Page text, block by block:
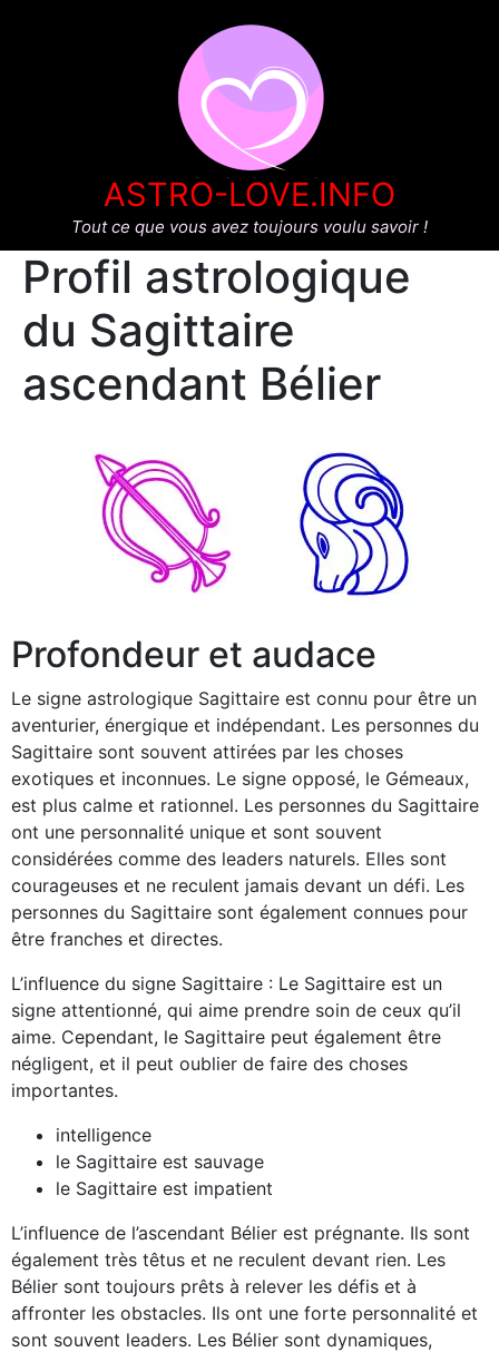
ASTRO-LOVE.INFO
Tout ce que vous avez toujours voulu savoir !
Profil astrologique
du Sagittaire
ascendant Bélier
Profondeur et audace
Le signe astrologique Sagittaire est connu pour être un
aventurier, énergique et indépendant. Les personnes du
Sagittaire sont souvent attirées par les choses
exotiques et inconnues. Le signe opposé, le Gémeaux,
est plus calme et rationnel. Les personnes du Sagittaire
ont une personnalité unique et sont souvent
considérées comme des leaders naturels. Elles sont
courageuses et ne reculent jamais devant un défi. Les
personnes du Sagittaire sont également connues pour
être franches et directes.
L’influence du signe Sagittaire : Le Sagittaire est un
signe attentionné, qui aime prendre soin de ceux qu’il
aime. Cependant, le Sagittaire peut également être
négligent, et il peut oublier de faire des choses
importantes.
intelligence
le Sagittaire est sauvage
le Sagittaire est impatient
L’influence de l’ascendant Bélier est prégnante. Ils sont
également très têtus et ne reculent devant rien. Les
Bélier sont toujours prêts à relever les défis et à
affronter les obstacles. Ils ont une forte personnalité et
sont souvent leaders. Les Bélier sont dynamiques,